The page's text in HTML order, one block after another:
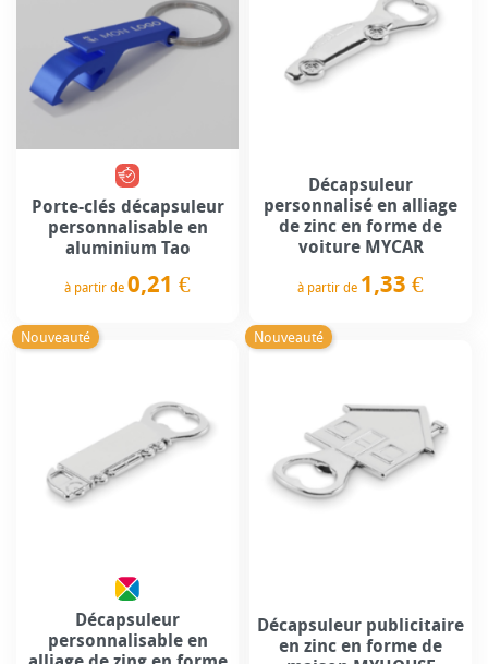
Porte-clés décapsuleur
personnalisable en
aluminium Tao
à partir de 0,21 €
Décapsuleur
personnalisé en alliage
de zinc en forme de
voiture MYCAR
à partir de 1,33 €
Nouveauté
Décapsuleur
personnalisable en
Nouveauté
Décapsuleur publicitaire
en zinc en forme de